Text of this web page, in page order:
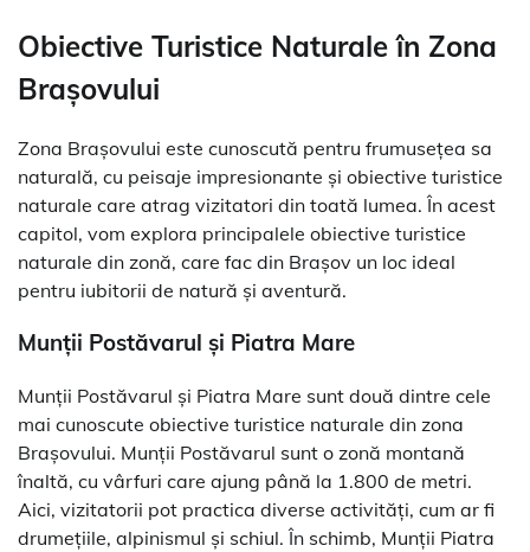
Obiective Turistice Naturale în Zona
Brașovului
Zona Brașovului este cunoscută pentru frumusețea sa
naturală, cu peisaje impresionante și obiective turistice
naturale care atrag vizitatori din toată lumea. În acest
capitol, vom explora principalele obiective turistice
naturale din zonă, care fac din Brașov un loc ideal
pentru iubitorii de natură și aventură.
Munții Postăvarul și Piatra Mare
Munții Postăvarul și Piatra Mare sunt două dintre cele
mai cunoscute obiective turistice naturale din zona
Brașovului. Munții Postăvarul sunt o zonă montană
înaltă, cu vârfuri care ajung până la 1.800 de metri.
Aici, vizitatorii pot practica diverse activități, cum ar fi
drumețiile, alpinismul și schiul. În schimb, Munții Piatra